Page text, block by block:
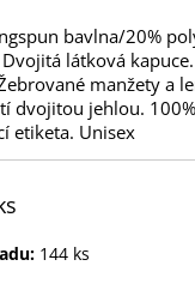
bavlna/20%
látková
manžety a
dvojitou jehlou.
etiketa. Unisex
144 ks